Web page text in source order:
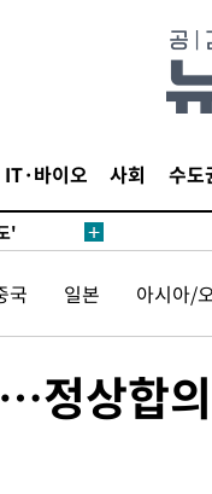
IT·바이오 사회 수도
"
'
감
포착
국 일본 아시아/
상합